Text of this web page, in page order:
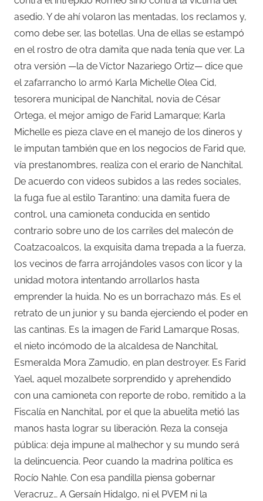
asedio. Y de ahí volaron las mentadas, los reclamos y,
como debe ser, las botellas. Una de ellas se estampó
en el rostro de otra damita que nada tenía que ver. La
otra versión —la de Víctor Nazariego Ortiz— dice que
el zafarrancho lo armó Karla Michelle Olea Cid,
tesorera municipal de Nanchital, novia de César
Ortega, el mejor amigo de Farid Lamarque; Karla
Michelle es pieza clave en el manejo de los dineros y
le imputan también que en los negocios de Farid que,
vía prestanombres, realiza con el erario de Nanchital.
De acuerdo con videos subidos a las redes sociales,
la fuga fue al estilo Tarantino: una damita fuera de
control, una camioneta conducida en sentido
contrario sobre uno de los carriles del malecón de
Coatzacoalcos, la exquisita dama trepada a la fuerza,
los vecinos de farra arrojándoles vasos con licor y la
unidad motora intentando arrollarlos hasta
emprender la huida. No es un borrachazo más. Es el
retrato de un junior y su banda ejerciendo el poder en
las cantinas. Es la imagen de Farid Lamarque Rosas,
el nieto incómodo de la alcaldesa de Nanchital,
Esmeralda Mora Zamudio, en plan destroyer. Es Farid
Yael, aquel mozalbete sorprendido y aprehendido
con una camioneta con reporte de robo, remitido a la
Fiscalía en Nanchital, por el que la abuelita metió las
manos hasta lograr su liberación. Reza la conseja
pública: deja impune al malhechor y su mundo será
la delincuencia. Peor cuando la madrina política es
Rocío Nahle. Con esa pandilla piensa gobernar
Veracruz… A Gersaín Hidalgo, ni el PVEM ni la